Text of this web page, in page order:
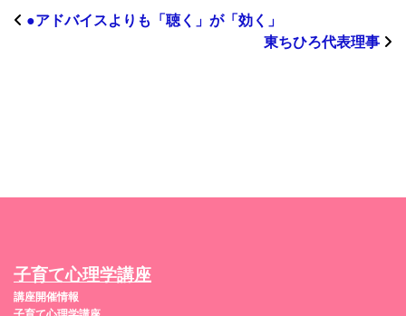
●アドバイスよりも「聴く」が「効く」
東ちひろ代表理事
子育て心理学講座
講座開催情報